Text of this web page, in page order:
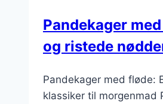
Pandekager
og ristede
Pandekager med fløde:
klassiker til morgenmad